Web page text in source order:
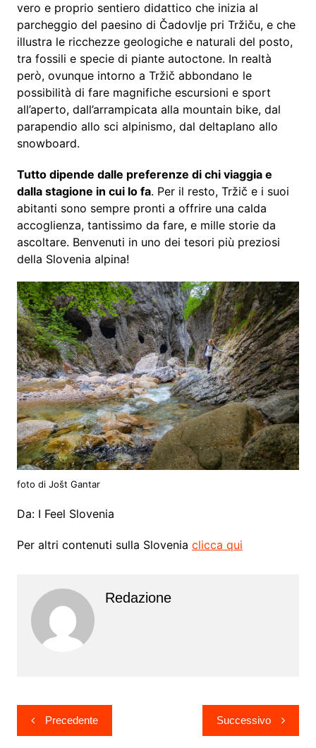
vero e proprio sentiero didattico che inizia al
parcheggio del paesino di Čadovlje pri Tržiču, e che
illustra le ricchezze geologiche e naturali del posto,
tra fossili e specie di piante autoctone. In realtà
però, ovunque intorno a Tržič abbondano le
possibilità di fare magnifiche escursioni e sport
all’aperto, dall’arrampicata alla mountain bike, dal
parapendio allo sci alpinismo, dal deltaplano allo
snowboard.
Tutto dipende dalle preferenze di chi viaggia e
dalla stagione in cui lo fa. Per il resto, Tržič e i suoi
abitanti sono sempre pronti a offrire una calda
accoglienza, tantissimo da fare, e mille storie da
ascoltare. Benvenuti in uno dei tesori più preziosi
della Slovenia alpina!
foto di Jošt Gantar
Da: I Feel Slovenia
Per altri contenuti sulla Slovenia clicca qui
Redazione
Navigazione
articoli
Precedente Successivo